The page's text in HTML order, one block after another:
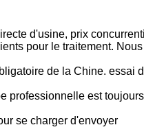
d'usine, prix
pour le traitement.
de la Chine. essai
professionnelle est
se charger d'envoyer